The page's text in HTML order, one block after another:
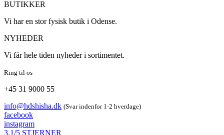
BUTIKKER
Vi har en stor fysisk butik i Odense.
NYHEDER
Vi får hele tiden nyheder i sortimentet.
Ring til os
+45 31 9000 55
info@hdshisha.dk (Svar indenfor 1-2 hverdage)
facebook
instagram
3.1/5 STJERNER